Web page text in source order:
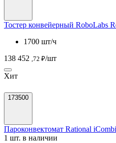
Тостер конвейерный RoboLabs
1700 шт/ч
138 452 ,72 ₽/шт
Хит
173500
Пароконвектомат Rational
1 шт. в наличии